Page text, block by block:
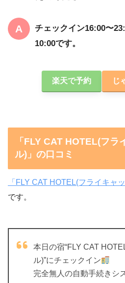
チェックイン16:00〜
10:00です。
楽天で予約 じ
「FLY CAT HOTEL(フラ
ル)」の口コミ
「FLY CAT HOTEL(フライキャ
です。
本日の宿“FLY CAT
ル)”にチェックイン
完全無人の自動手続きシ